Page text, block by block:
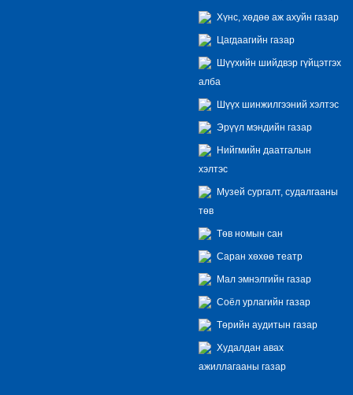
Хүнс, хөдөө аж ахуйн газар
Цагдаагийн газар
Шүүхийн шийдвэр гүйцэтгэх
алба
Шүүх шинжилгээний хэлтэс
Эрүүл мэндийн газар
Нийгмийн даатгалын
хэлтэс
Музей сургалт, судалгааны
төв
Төв номын сан
Саран хөхөө театр
Мал эмнэлгийн газар
Соёл урлагийн газар
Төрийн аудитын газар
Худалдан авах
ажиллагааны газар